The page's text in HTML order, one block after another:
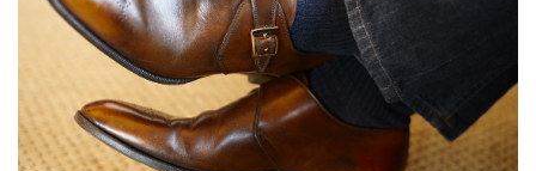
MLDPODCAST
MLDPOINTS